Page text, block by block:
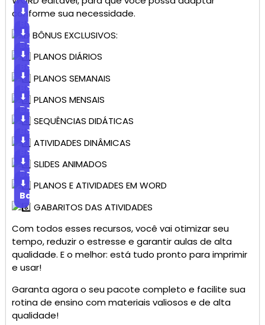
conforme sua necessidade.
⬇
Baixar
BÔNUS EXCLUSIVOS:
⬇
Baixar
PLANOS DIÁRIOS
⬇
Baixar
PLANOS SEMANAIS
⬇
Baixar
PLANOS MENSAIS
⬇
Baixar
SEQUÊNCIAS DIDÁTICAS
⬇
Baixar
ATIVIDADES DINÂMICAS
⬇
Baixar
SLIDES ANIMADOS
⬇
Baixar
PLANOS E ATIVIDADES EM WORD
⬇
Baixar
GABARITOS DAS ATIVIDADES
Com todos esses recursos, você vai otimizar seu
tempo, reduzir o estresse e garantir aulas de alta
qualidade. E o melhor: está tudo pronto para imprimir
e usar!
Garanta agora o seu pacote completo e facilite sua
rotina de ensino com materiais valiosos e de alta
qualidade!